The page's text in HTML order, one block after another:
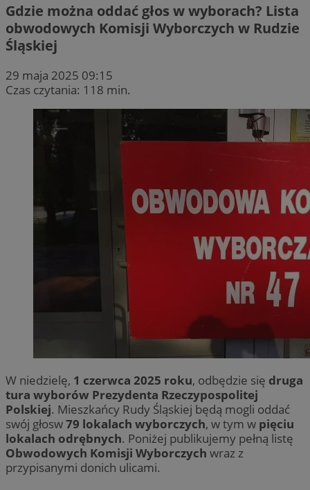
Gdzie można oddać głos w wyborach? Lista
obwodowych Komisji Wyborczych w Rudzie
Śląskiej
29 maja 2025 09:15
Czas czytania: 118 min.
W niedzielę, 1 czerwca 2025 roku, odbędzie się druga
tura wyborów Prezydenta Rzeczypospolitej
Polskiej. Mieszkańcy Rudy Śląskiej będą mogli oddać
swój głosw79 lokalach wyborczych, w tym w pięciu
lokalach odrębnych. Poniżej publikujemy pełną listę
Obwodowych Komisji Wyborczych wraz z
przypisanymi donich ulicami.